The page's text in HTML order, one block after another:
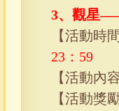
3、 觀星
【活動時
23 ： 59
【活動內
【活動獎